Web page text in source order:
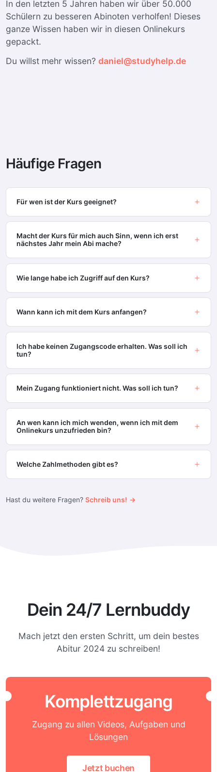
In den letzten 5 Jahren haben wir über 50.000
Schülern zu besseren Abinoten verholfen! Dieses
ganze Wissen haben wir in diesen Onlinekurs
gepackt.
Du willst mehr wissen? daniel@studyhelp.de
Häufige Fragen
Für wen ist der Kurs geeignet?
Macht der Kurs für mich auch Sinn, wenn ich erst
nächstes Jahr mein Abi mache?
Wie lange habe ich Zugriff auf den Kurs?
Wann kann ich mit dem Kurs anfangen?
Ich habe keinen Zugangscode erhalten. Was soll ich
tun?
Mein Zugang funktioniert nicht. Was soll ich tun?
An wen kann ich mich wenden, wenn ich mit dem
Onlinekurs unzufrieden bin?
Welche Zahlmethoden gibt es?
Hast du weitere Fragen? Schreib uns!
Dein 24/7 Lernbuddy
Mach jetzt den ersten Schritt, um dein bestes
Abitur 2024 zu schreiben!
Komplettzugang
Zugang zu allen Videos, Aufgaben und
Lösungen
Jetzt buchen